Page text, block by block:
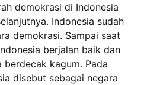
demokrasi di Indonesia
Indonesia sudah
demokrasi. Sampai saat
berjalan baik dan
berdecak kagum. Pada
disebut sebagai negara